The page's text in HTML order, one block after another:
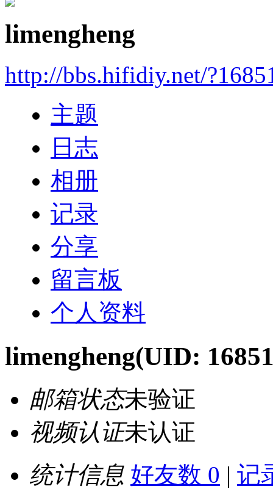
limengheng
http://bbs.hifidiy.net/
主题
日志
相册
记录
分享
留言板
个人资料
limengheng(UID:
邮箱状态未验证
视频认证未认证
统计信息 好友数 0 | 记